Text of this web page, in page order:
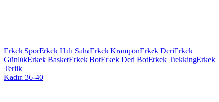
Erkek SporErkek Halı SahaErkek KramponErkek DeriErkek
GünlükErkek BasketErkek BotErkek Deri BotErkek TrekkingErkek
Terlik
Kadın 36-40